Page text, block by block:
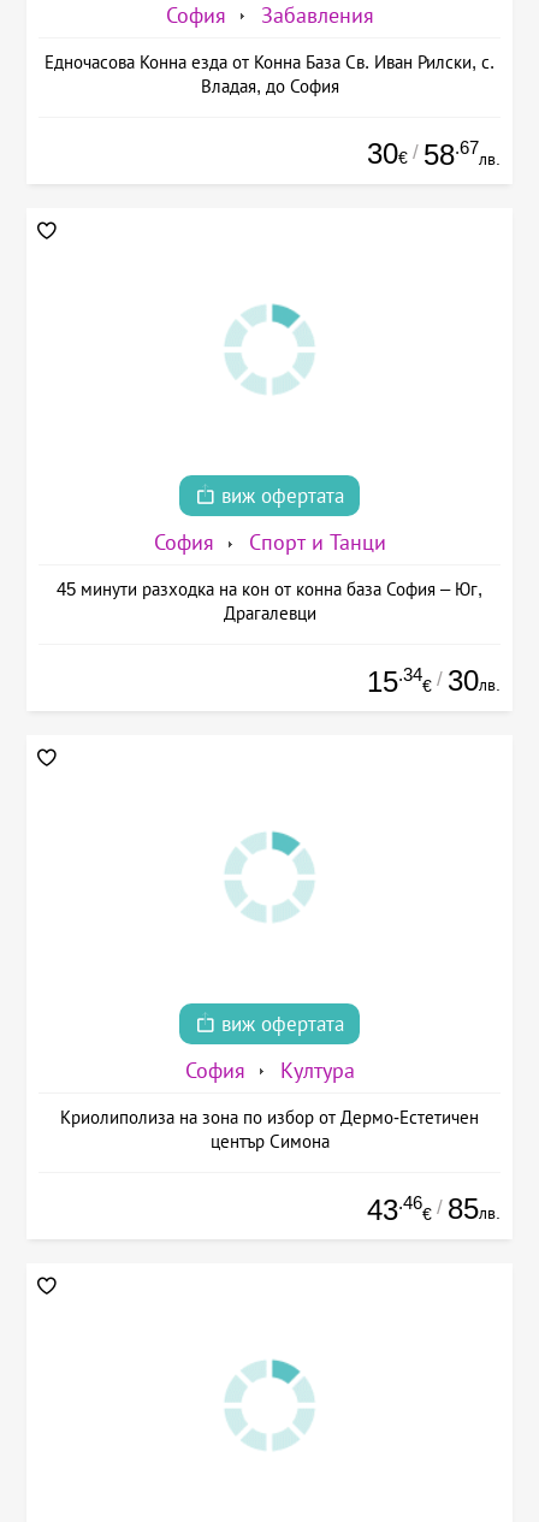
София Забавления
Едночасова Конна езда от Конна База Св. Иван Рилски, с.
Владая, до София
30€ / 58.67
лв.
виж офертата
София Спорт и Танци
45 минути разходка на кон от конна база София – Юг,
Драгалевци
15.34
€ / 30лв.
виж офертата
София Култура
Криолиполиза на зона по избор от Дермо-Естетичен
център Симона
43.46
€ / 85лв.